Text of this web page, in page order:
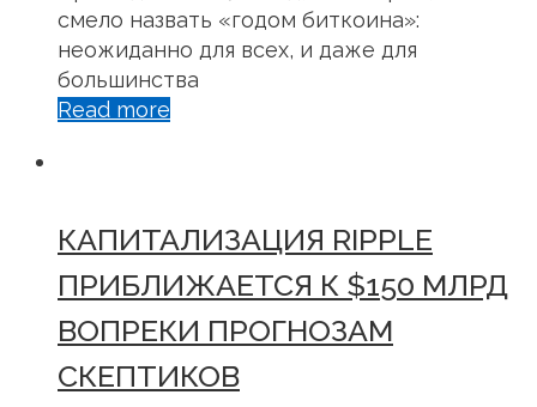
смело назвать «годом биткоина»:
неожиданно для всех, и даже для
большинства
Read more
КАПИТАЛИЗАЦИЯ RIPPLE
ПРИБЛИЖАЕТСЯ К $150 МЛРД
ВОПРЕКИ ПРОГНОЗАМ
СКЕПТИКОВ